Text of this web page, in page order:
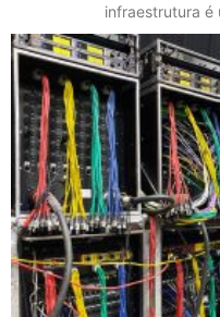
infraestrutura é